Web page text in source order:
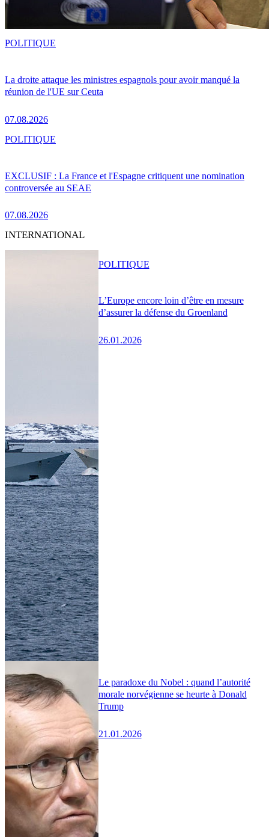
La droite attaque les ministres espagnols pour avoir manqué la
réunion de l'UE sur Ceuta
07.08.2026
POLITIQUE
EXCLUSIF : La France et l'Espagne critiquent une nomination
controversée au SEAE
07.08.2026
POLITIQUE
INTERNATIONAL
L’Europe encore loin d’être en mesure
d’assurer la défense du Groenland
26.01.2026
POLITIQUE
Le paradoxe du Nobel : quand l’autorité
morale norvégienne se heurte à Donald
Trump
21.01.2026